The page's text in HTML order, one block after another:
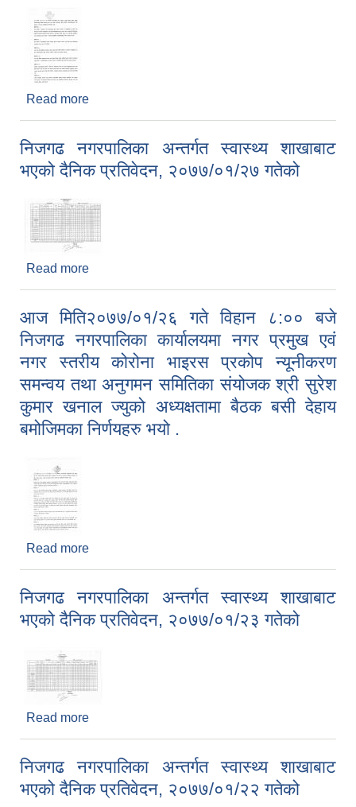
Read more
ब्यवसायीहरुसंग बसी छलफल गरी देहाय बमोजिमको निर्णयहरु
भयो
निजगढ नगरपालिका अन्तर्गत स्वास्थ्य शाखाबाट
भएको दैनिक प्रतिवेदन, २०७७/०१/२७ गतेको
Read more
आज मिति२०७७/०१/२६ गते विहान ८:०० बजे
निजगढ नगरपालिका कार्यालयमा नगर प्रमुख एवं
नगर स्तरीय कोरोना भाइरस प्रकोप न्यूनीकरण
समन्वय तथा अनुगमन समितिका संयोजक श्री सुरेश
कुमार खनाल ज्युको अध्यक्षतामा बैठक बसी देहाय
बमोजिमका निर्णयहरु भयो .
Read more
समितिका संयोजक श्री सुरेश कुमार खनाल ज्युको अध्यक्षतामा
बैठक बसी देहाय बमोजिमका निर्णयहरु भयो .
निजगढ नगरपालिका अन्तर्गत स्वास्थ्य शाखाबाट
भएको दैनिक प्रतिवेदन, २०७७/०१/२३ गतेको
Read more
निजगढ नगरपालिका अन्तर्गत स्वास्थ्य शाखाबाट
भएको दैनिक प्रतिवेदन, २०७७/०१/२२ गतेको